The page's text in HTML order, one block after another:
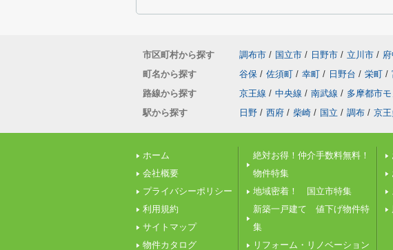
市区町村から探す 調布市 / 国立市 / 日野市 / 立川市 /
町名から探す
谷保 / 佐須町 / 幸町 / 日野台 / 栄町 /
路線から探す
京王線 / 中央線 / 南武線 / 多摩都市
駅から探す
日野 / 西府 / 柴崎 / 国立 / 調布 / 京
ホーム
会社概要
プライバシーポリシー
利用規約
サイトマップ
物件カタログ
絶対お得！仲介手数料無料！
物件特集
地域密着！ 国立市特集
新築一戸建て 値下げ物件特
集
リフォーム・リノベーション